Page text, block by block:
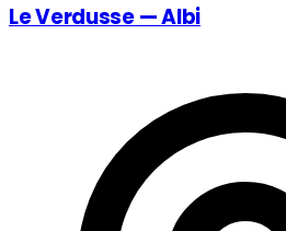
Le Verdusse — Albi